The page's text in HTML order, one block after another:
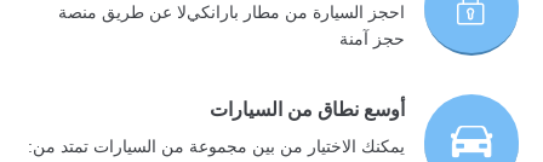
احجز السيارة من مطار بارانكيﻻ عن طريق منصة
حجز آمنة
أوسع نطاق من السيارات
يمكنك الاختيار من بين مجموعة من السيارات تمتد من: